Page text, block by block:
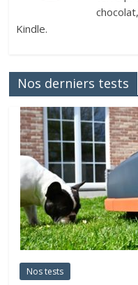
Kindle.
Nos derniers tests
Nos tests